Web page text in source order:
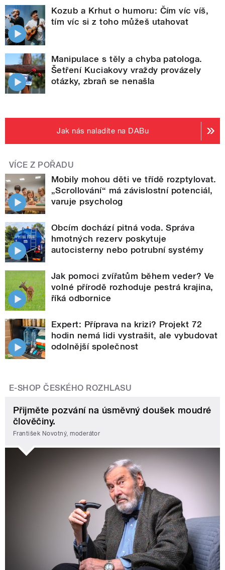
Kozub a Krhut o humoru: Čím víc víš,
tím víc si z toho můžeš utahovat
Manipulace s těly a chyba patologa.
Šetření Kuciakovy vraždy provázely
otázky, zbraň se nenašla
Jak nás naladíte na DABu
VÍCE Z POŘADU
Mobily mohou děti ve třídě rozptylovat.
„Scrollování“ má závislostní potenciál,
varuje psycholog
Obcím dochází pitná voda. Správa
hmotných rezerv poskytuje
autocisterny nebo potrubní systémy
Jak pomoci zvířatům během veder? Ve
volné přírodě rozhoduje pestrá krajina,
říká odbornice
Expert: Příprava na krizi? Projekt 72
hodin nemá lidi vystrašit, ale vybudovat
odolnější společnost
E-SHOP ČESKÉHO ROZHLASU
Přijměte pozvání na úsměvný doušek moudré
člověčiny.
František Novotný, moderátor